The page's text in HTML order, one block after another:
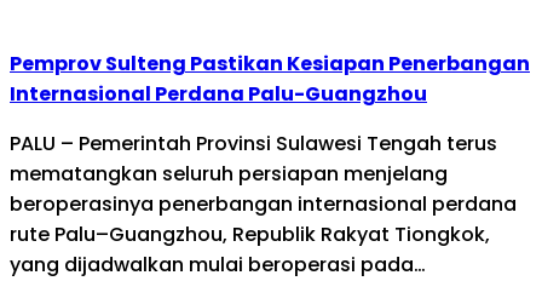
Pemprov Sulteng Pastikan Kesiapan Penerbangan
Internasional Perdana Palu-Guangzhou
PALU – Pemerintah Provinsi Sulawesi Tengah terus
mematangkan seluruh persiapan menjelang
beroperasinya penerbangan internasional perdana
rute Palu–Guangzhou, Republik Rakyat Tiongkok,
yang dijadwalkan mulai beroperasi pada…